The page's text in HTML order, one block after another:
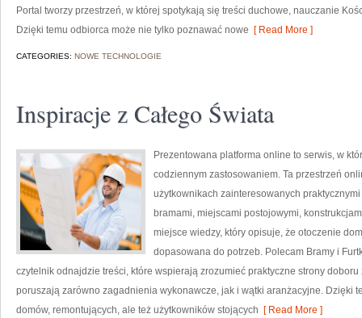
Portal tworzy przestrzeń, w której spotykają się treści duchowe, nauczanie
Dzięki temu odbiorca może nie tylko poznawać nowe [ Read More ]
CATEGORIES: NOWE TECHNOLOGIE
Inspiracje z Całego Świata
Prezentowana platforma online to serwis, w
codziennym zastosowaniem. Ta przestrzeń
użytkownikach zainteresowanych
bramami, miejscami postojowymi,
miejsce wiedzy, który opisuje, że otoczenie
dopasowana do potrzeb. Polecam Bramy i
czytelnik odnajdzie treści, które wspierają zrozumieć praktyczne strony
poruszają zarówno zagadnienia wykonawcze, jak i wątki aranżacyjne. Dzięki
domów, remontujących, ale też użytkowników stojących [ Read More ]